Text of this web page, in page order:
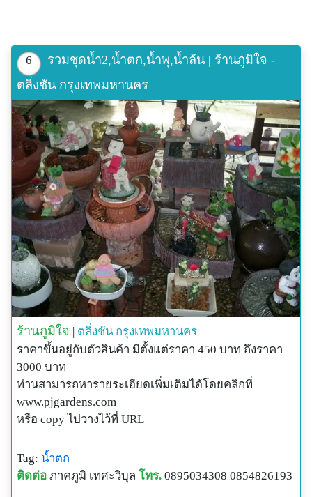
6
รวมชุดน้ำ2,น้ำตก,น้ำพุ,น้ำล้น | ร้านภูมิใจ -
ตลิ่งชัน กรุงเทพมหานคร
ร้านภูมิใจ | ตลิ่งชัน กรุงเทพมหานคร
ราคาขึ้นอยู่กับตัวสินค้า มีตั้งแต่ราคา 450 บาท ถึงราคา
3000 บาท
ท่านสามารถหารายระเอียดเพิ่มเติมได้โดยคลิกที่
www.pjgardens.com
หรือ copy ไปวางไว้ที่ URL
Tag: น้ำตก
ติดต่อ ภาคภูมิ เทศะวิบุล โทร. 0895034308 0854826193